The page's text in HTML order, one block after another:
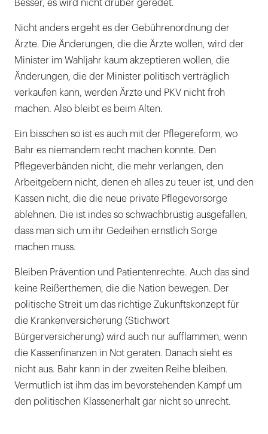
Besser, es wird nicht drüber geredet.
Nicht anders ergeht es der Gebührenordnung der
Ärzte. Die Änderungen, die die Ärzte wollen, wird der
Minister im Wahljahr kaum akzeptieren wollen, die
Änderungen, die der Minister politisch verträglich
verkaufen kann, werden Ärzte und PKV nicht froh
machen. Also bleibt es beim Alten.
Ein bisschen so ist es auch mit der Pflegereform, wo
Bahr es niemandem recht machen konnte. Den
Pflegeverbänden nicht, die mehr verlangen, den
Arbeitgebern nicht, denen eh alles zu teuer ist, und den
Kassen nicht, die die neue private Pflegevorsorge
ablehnen. Die ist indes so schwachbrüstig ausgefallen,
dass man sich um ihr Gedeihen ernstlich Sorge
machen muss.
Bleiben Prävention und Patientenrechte. Auch das sind
keine Reißerthemen, die die Nation bewegen. Der
politische Streit um das richtige Zukunftskonzept für
die Krankenversicherung (Stichwort
Bürgerversicherung) wird auch nur aufflammen, wenn
die Kassenfinanzen in Not geraten. Danach sieht es
nicht aus. Bahr kann in der zweiten Reihe bleiben.
Vermutlich ist ihm das im bevorstehenden Kampf um
den politischen Klassenerhalt gar nicht so unrecht.